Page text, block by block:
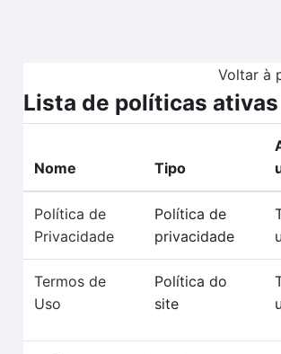
Voltar à
Lista de políticas ativas
Nome Tipo
Política de
Privacidade
Política de
privacidade
Termos de
Uso
Política do
site